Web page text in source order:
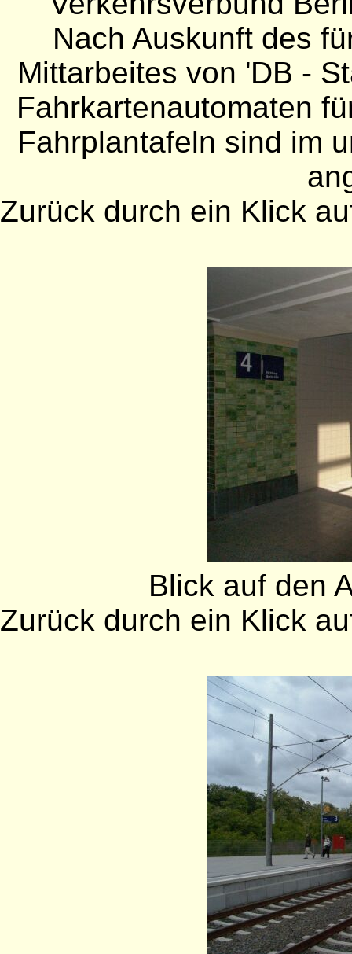
Nach Auskunft des
Mittarbeites von 'DB -
Fahrkartenautomaten
Fahrplantafeln sind im
Zurück durch ein Klick
Blick auf den
Zurück durch ein Klick